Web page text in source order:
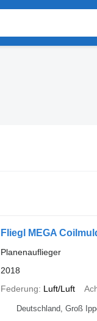
Fliegl MEGA
Planenauflieger
2018
Federung
Luft/Luft
Deutschland, Groß